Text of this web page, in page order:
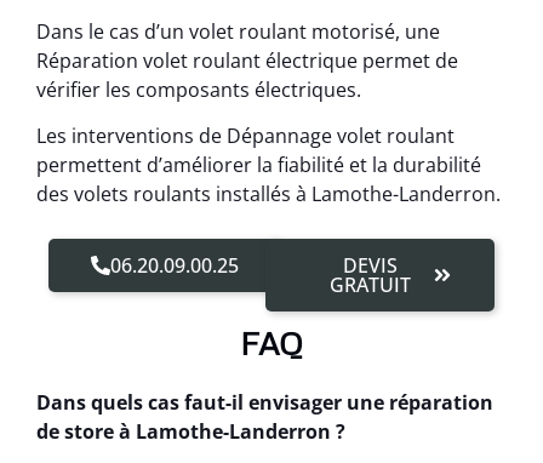
Dans le cas d’un volet roulant motorisé, une
Réparation volet roulant électrique permet de
vérifier les composants électriques.
Les interventions de Dépannage volet roulant
permettent d’améliorer la fiabilité et la durabilité
des volets roulants installés à Lamothe-Landerron.
06.20.09.00.25 DEVIS
GRATUIT
FAQ
Dans quels cas faut-il envisager une réparation
de store à Lamothe-Landerron ?